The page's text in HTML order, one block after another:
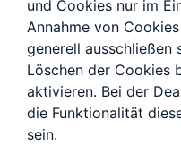
und Cookies nur im
Annahme von
generell ausschließen
Löschen der Cookies
aktivieren. Bei der
die Funktionalität
sein.